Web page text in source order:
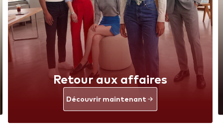
Retour aux affaires
Découvrir maintenant